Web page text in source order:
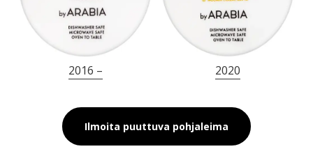
2016 – 2020
Ilmoita puuttuva pohjaleima